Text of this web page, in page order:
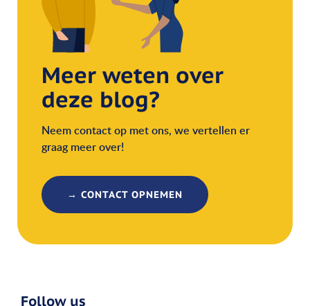
Meer weten over
deze blog?
Neem contact op met ons, we vertellen er
graag meer over!
→ CONTACT OPNEMEN
Follow us